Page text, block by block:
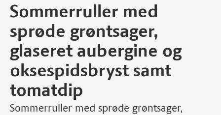
Sommerruller med
sprøde grøntsager,
glaseret aubergine og
oksespidsbryst samt
tomatdip
Sommerruller med sprøde grøntsager,